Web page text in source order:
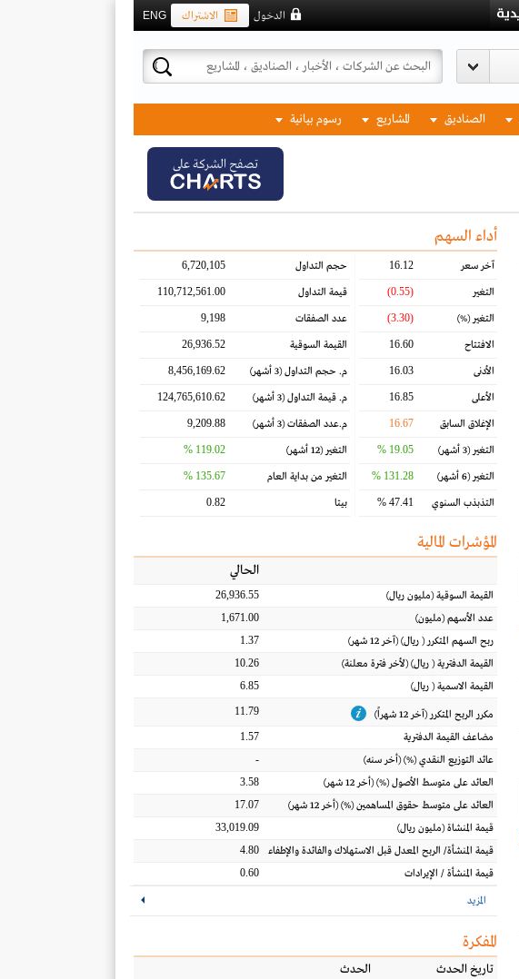
ENG الاشتراك الدخول
الصناديق المشاريع رسوم بيانية
تصفح الشركة على
أداء السهم
آخر سعر 16.12
التغير (0.55)
التغير(%)
(3.30)
الافتتاح 16.60
الأدنى 16.03
الأعلى 16.85
الإغلاق السابق 16.67
التغير(3 أشهر) 19.05 %
التغير(6 أشهر) 131.28 %
التذبذب السنوي 47.41 %
حجم التداول 6,720,105
قيمة التداول 110,712,561.00
عدد الصفقات 9,198
القيمة السوقية 26,936.52
م. حجم التداول(3 أشهر) 8,456,169.62
م. قيمة التداول(3 أشهر) 124,765,610.62
م.عدد الصفقات(3 أشهر) 9,209.88
التغير(12 أشهر) 119.02 %
التغير من بداية العام 135.67 %
بيتا 0.82
المؤشرات المالية
الحالي
القيمة السوقية(مليون ريال)
26,936.55
عدد الأسهم(مليون)
1,671.00
ربح السهم المتكرر( ريال) (آخر 12 شهر)
1.37
القيمة الدفترية( ريال) (لأخر فترة معلنة)
10.26
القيمة الاسمية( ريال)
6.85
مكرر الربح المتكرر (آخر 12 شهراً) 11.79
مضاعف القيمة الدفترية
1.57
عائد التوزيع النقدي(%) (أخر سنه)
-
العائد على متوسط الأصول(%) (أخر 12 شهر)
3.58
العائد على متوسط حقوق المساهمين(%) (أخر 12 شهر)
17.07
قيمة المنشاة(مليون ريال)
33,019.09
قيمة المنشأة/ الربح المعدل قبل الاستهلاك والفائدة والإطفاء
4.80
قيمة المنشأة / الإيرادات
0.60
المزيد
المفكرة
تاريخ الحدث الحدث